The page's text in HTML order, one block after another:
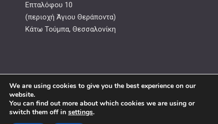
Επταλόφου 10
(περιοχή Άγιου Θεράποντα)
Κάτω Τούμπα, Θεσσαλονίκη
© Wedding Gallery, 2023. All rights reserved. Developed by
We are using cookies to give you the best experience on our
website.
You can find out more about which cookies we are using or
switch them off in settings.